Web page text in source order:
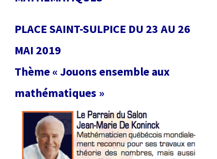
PLACE SAINT-SULPICE DU 23 AU 26
MAI 2019
Thème « Jouons ensemble aux
mathématiques »